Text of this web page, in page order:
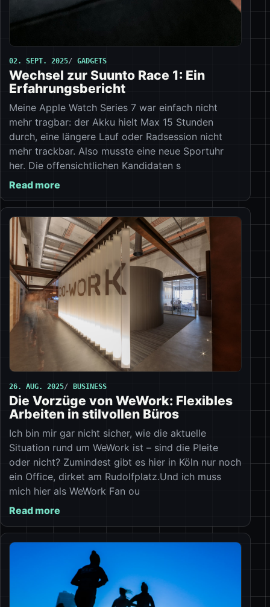
02. SEPT. 2025 GADGETS
Wechsel zur Suunto Race 1: Ein
Erfahrungsbericht
Meine Apple Watch Series 7 war einfach nicht
mehr tragbar: der Akku hielt Max 15 Stunden
durch, eine längere Lauf oder Radsession nicht
mehr trackbar. Also musste eine neue Sportuhr
her. Die offensichtlichen Kandidaten s
Read more
26. AUG. 2025 BUSINESS
Die Vorzüge von WeWork: Flexibles
Arbeiten in stilvollen Büros
Ich bin mir gar nicht sicher, wie die aktuelle
Situation rund um WeWork ist – sind die Pleite
oder nicht? Zumindest gibt es hier in Köln nur noch
ein Office, dirket am Rudolfplatz.Und ich muss
mich hier als WeWork Fan ou
Read more